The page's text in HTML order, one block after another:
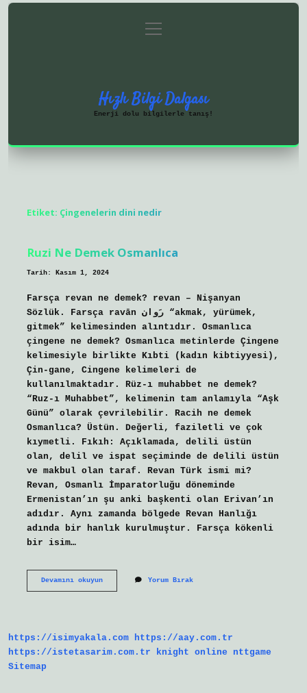
Gizlilik Politikası
menüyü
aç
Hızlı Bilgi Dalgası
Enerji dolu bilgilerle tanış!
Etiket: Çingenelerin dini nedir
Ruzi Ne Demek Osmanlıca
Tarih: Kasım 1, 2024
Farsça revan ne demek? revan – Nişanyan
Sözlük. Farsça ravān رَوان “akmak, yürümek,
gitmek” kelimesinden alıntıdır. Osmanlıca
çingene ne demek? Osmanlıca metinlerde Çingene
kelimesiyle birlikte Kıbti (kadın kibtiyyesi),
Çin-gane, Cingene kelimeleri de
kullanılmaktadır. Rüz-ı muhabbet ne demek?
“Ruz-ı Muhabbet”, kelimenin tam anlamıyla “Aşk
Günü” olarak çevrilebilir. Racih ne demek
Osmanlıca? Üstün. Değerli, faziletli ve çok
kıymetli. Fıkıh: Açıklamada, delili üstün
olan, delil ve ispat seçiminde de delili üstün
ve makbul olan taraf. Revan Türk ismi mi?
Revan, Osmanlı İmparatorluğu döneminde
Ermenistan’ın şu anki başkenti olan Erivan’ın
adıdır. Aynı zamanda bölgede Revan Hanlığı
adında bir hanlık kurulmuştur. Farsça kökenli
bir isim…
Devamını okuyunRuzi
Yorum Bırak
https://isimyakala.com https://aay.com.tr
https://istetasarim.com.tr
knight online
nttgame
Sitemap